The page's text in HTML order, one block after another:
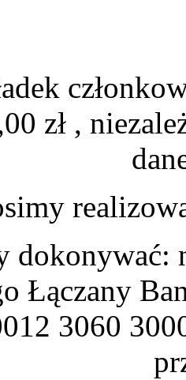
zł ,
Łączany
3060